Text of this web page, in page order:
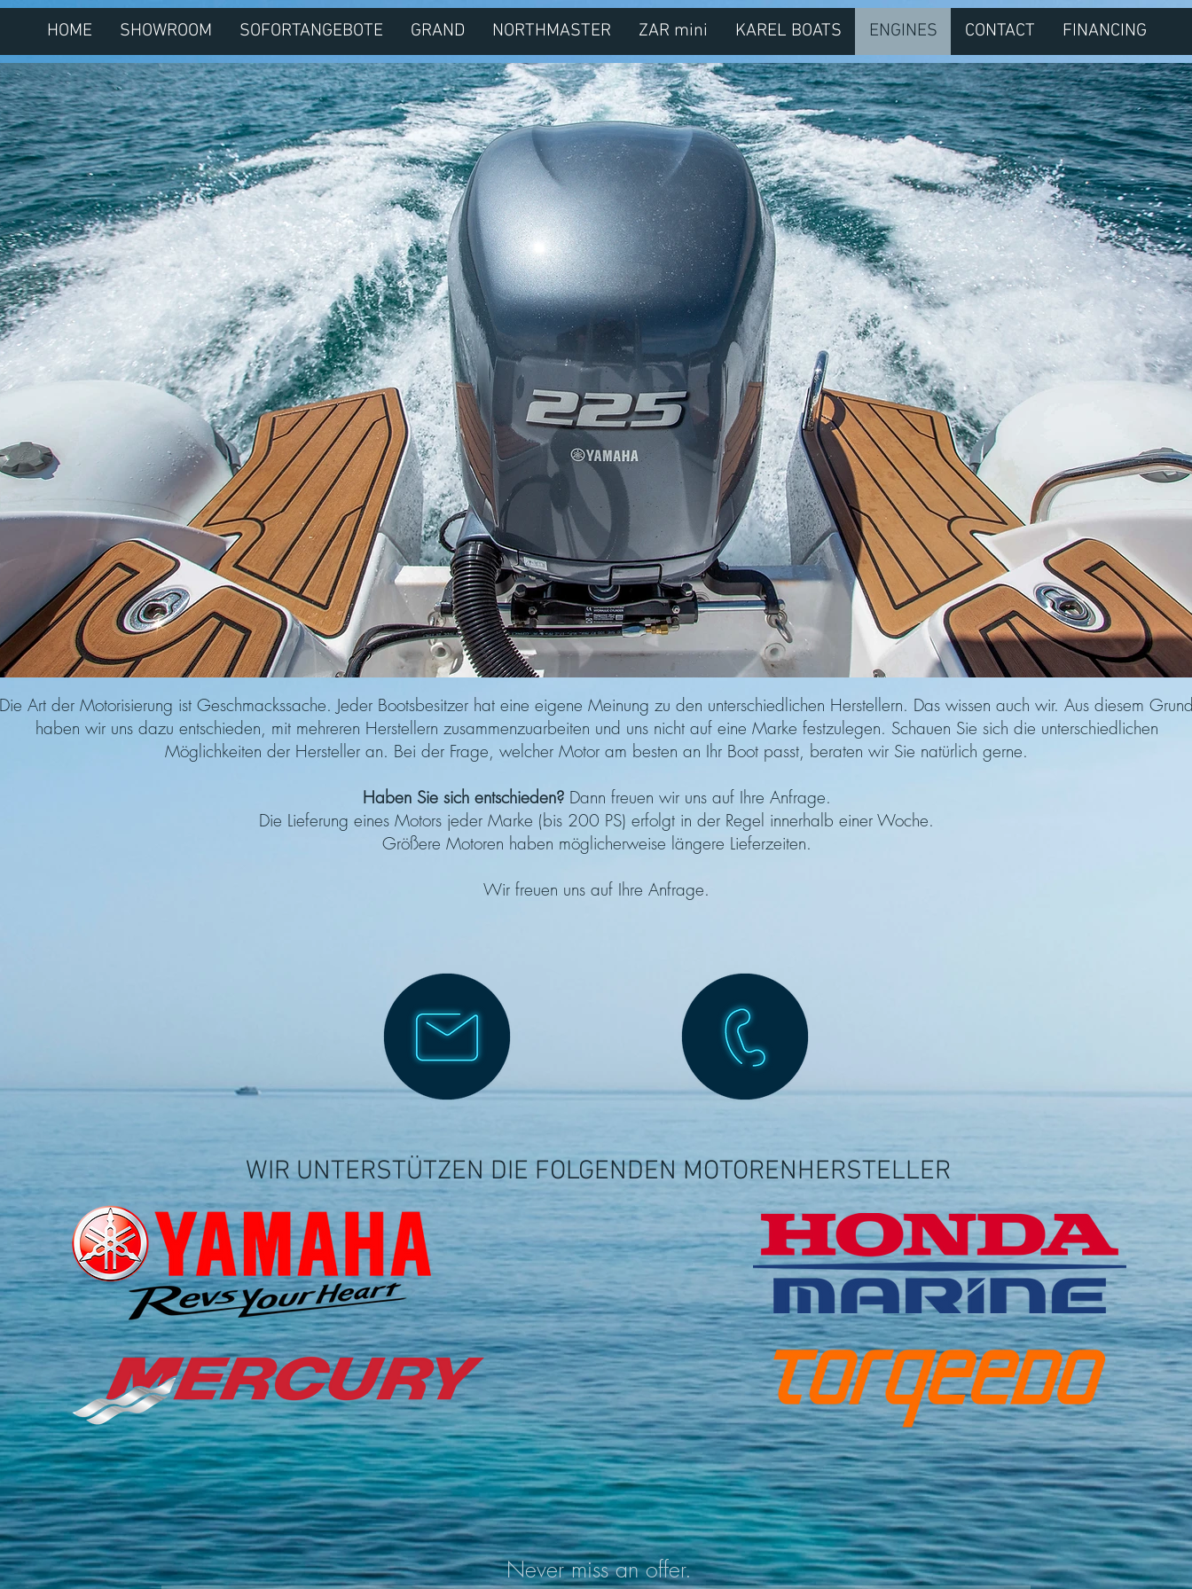
HOME SHOWROOM SOFORTANGEBOTE GRAND NORTHMASTER ZAR mini KAREL BOATS ENGINES CONTACT FINANCING
Die Art der Motorisierung ist Geschmackssache. Jeder Bootsbesitzer hat eine eigene Meinung zu den unterschiedlichen Herstellern. Das wissen auch wir. Aus diesem
haben wir uns dazu entschieden, mit mehreren Herstellern zusammenzuarbeiten und uns nicht auf eine Marke festzulegen. Schauen Sie sich die unterschiedlichen
Möglichkeiten der Hersteller an. Bei der Frage, welcher Motor am besten an Ihr Boot passt, beraten wir Sie natürlich gerne.
Haben Sie sich entschieden?Dann freuen wir uns auf Ihre Anfrage.
Die Lieferung eines Motors jeder Marke (bis 200 PS) erfolgt in der Regel innerhalb einer Woche.
Größere Motoren haben möglicherweise längere Lieferzeiten.
Wir freuen uns auf Ihre Anfrage.
WIR UNTERSTÜTZEN DIE FOLGENDEN MOTORENHERSTELLER
Never miss an offer.